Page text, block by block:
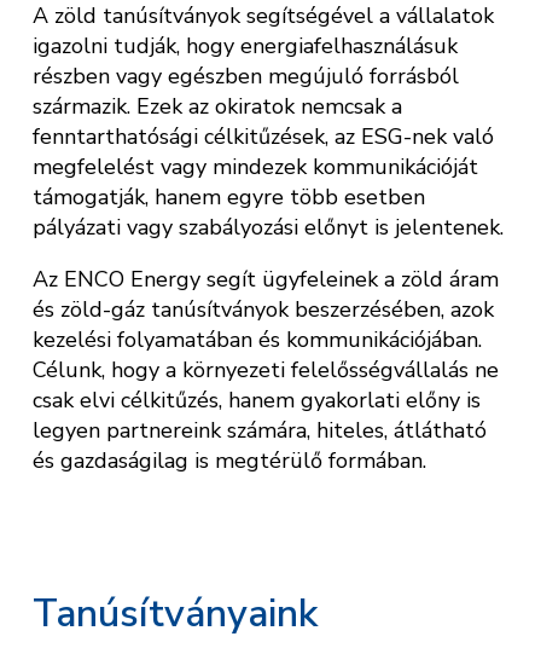
A zöld tanúsítványok segítségével a vállalatok
igazolni tudják, hogy energiafelhasználásuk
részben vagy egészben megújuló forrásból
származik. Ezek az okiratok nemcsak a
fenntarthatósági célkitűzések, az ESG-nek való
megfelelést vagy mindezek kommunikációját
támogatják, hanem egyre több esetben
pályázati vagy szabályozási előnyt is jelentenek.
Az ENCO Energy segít ügyfeleinek a zöld áram
és zöld-gáz tanúsítványok beszerzésében, azok
kezelési folyamatában és kommunikációjában.
Célunk, hogy a környezeti felelősségvállalás ne
csak elvi célkitűzés, hanem gyakorlati előny is
legyen partnereink számára, hiteles, átlátható
és gazdaságilag is megtérülő formában.
Tanúsítványaink